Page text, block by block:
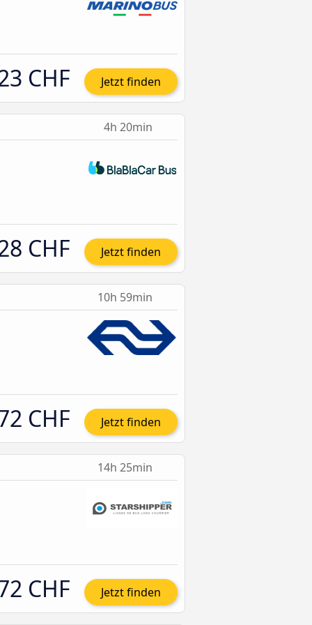
CHF Jetzt finden
4h 20min
CHF Jetzt finden
10h 59min
CHF Jetzt finden
14h 25min
CHF Jetzt finden